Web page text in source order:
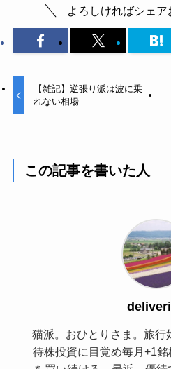
よろしければシェア
【雑記】逆張り派は波に乗
れない相場
この記事を書いた人
猫派。おひとりさま。旅行
待株投資に目覚め毎月+1